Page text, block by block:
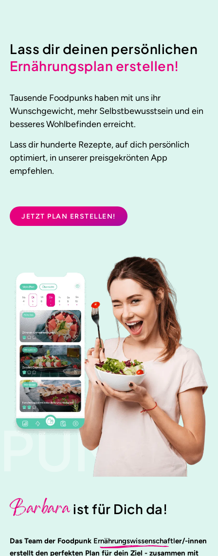
PUNK
Lass dir deinen persönlichen
Ernährungsplan erstellen!
Tausende Foodpunks haben mit uns ihr
Wunschgewicht, mehr Selbstbewusstsein und ein
besseres Wohlbefinden erreicht.
Lass dir hunderte Rezepte, auf dich persönlich
optimiert, in unserer preisgekrönten App
empfehlen.
JETZT PLAN ERSTELLEN!
Barbaraist für Dich da!
Das Team der Foodpunk Ernährungswissenschaftler/-innen
erstellt den perfekten Plan für dein Ziel - zusammen mit